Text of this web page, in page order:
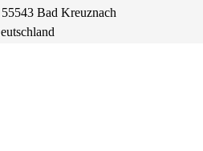
Bad Kreuznach